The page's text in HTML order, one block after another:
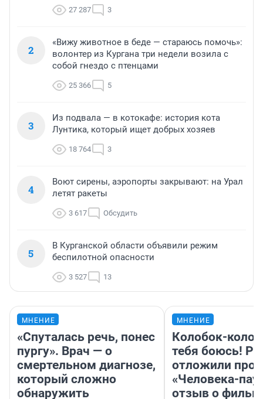
27 287 3
2
«Вижу животное в беде — стараюсь помочь»:
волонтер из Кургана три недели возила с
собой гнездо с птенцами
25 366 5
3
Из подвала — в котокафе: история кота
Лунтика, который ищет добрых хозяев
18 764 3
4
Воют сирены, аэропорты закрывают: на Урал
летят ракеты
3 617 Обсудить
5
В Курганской области объявили режим
беспилотной опасности
3 527 13
МНЕНИЕ
«Спуталась речь, понес
пургу». Врач — о
смертельном диагнозе,
который сложно
обнаружить
МНЕНИЕ
Колобок-
тебя боюсь!
отложили
«Человека-
отзыв о